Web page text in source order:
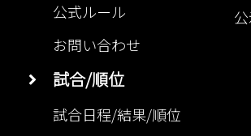
公式ルール
お問い合わせ
試合/順位
試合日程/結果/順位